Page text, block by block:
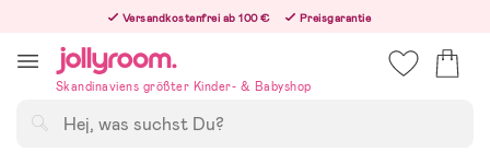
innehållet
Versandkostenfrei ab 100 €
Preisgarantie
Bestelle heute, dann versenden wir direkt nach dem Feiertag
Skandinaviens größter Kinder- & Babyshop